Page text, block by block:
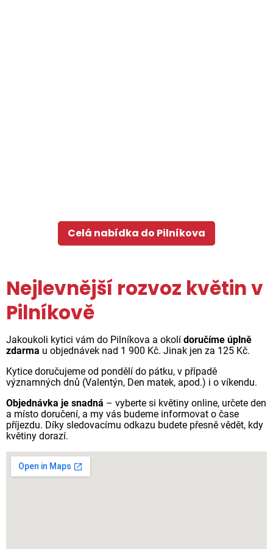
Celá nabídka do Pilníkova
Nejlevnější rozvoz květin v
Pilníkově
Jakoukoli kytici vám do Pilníkova a okolí doručíme úplně
zdarma u objednávek nad 1 900 Kč. Jinak jen za 125 Kč.
Kytice doručujeme od pondělí do pátku, v případě
významných dnů (Valentýn, Den matek, apod.) i o víkendu.
Objednávka je snadná – vyberte si květiny online, určete den
a místo doručení, a my vás budeme informovat o čase
příjezdu. Díky sledovacímu odkazu budete přesně vědět, kdy
květiny dorazí.